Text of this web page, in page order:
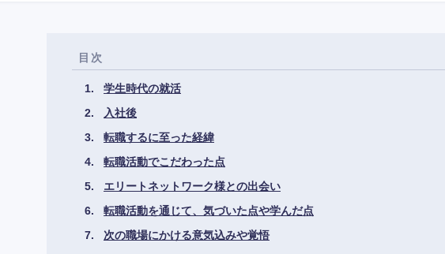
目次
学生時代の就活
入社後
転職するに至った経緯
転職活動でこだわった点
エリートネットワーク様との出会い
転職活動を通じて、気づいた点や学んだ点
次の職場にかける意気込みや覚悟